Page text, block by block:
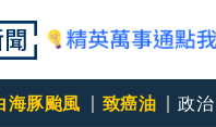
海豚颱風 致癌油 政治
人教授閃電辭職！爆論